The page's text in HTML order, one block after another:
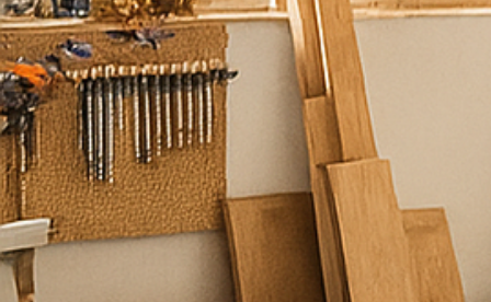
ח
ל
ע
מ
ו
ד
ל
ש